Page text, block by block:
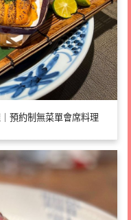
預約制無菜單會席料理